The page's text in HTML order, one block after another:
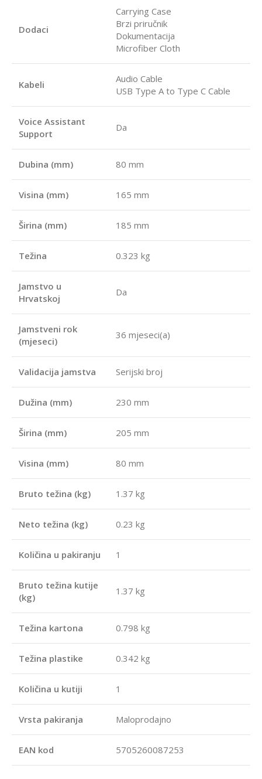
Dodaci
Carrying Case
Brzi priručnik
Dokumentacija
Microfiber Cloth
Kabeli
Audio Cable
USB Type A to Type C Cable
Voice Assistant
Support
Da
Dubina (mm) 80 mm
Visina (mm) 165 mm
Širina (mm) 185 mm
Težina 0.323 kg
Jamstvo u
Hrvatskoj
Da
Jamstveni rok
(mjeseci)
36 mjeseci(a)
Validacija jamstva Serijski broj
Dužina (mm) 230 mm
Širina (mm) 205 mm
Visina (mm) 80 mm
Bruto težina (kg) 1.37 kg
Neto težina (kg) 0.23 kg
Količina u pakiranju 1
Bruto težina kutije
(kg)
1.37 kg
Težina kartona 0.798 kg
Težina plastike 0.342 kg
Količina u kutiji 1
Vrsta pakiranja Maloprodajno
EAN kod 5705260087253